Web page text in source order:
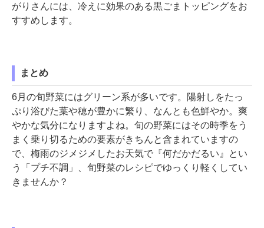
がりさんには、冷えに効果のある黒ごまトッピングをお
すすめします。
まとめ
6月の旬野菜にはグリーン系が多いです。陽射しをたっ
ぷり浴びた葉や穂が豊かに繁り、なんとも色鮮やか。爽
やかな気分になりますよね。旬の野菜にはその時季をう
まく乗り切るための要素がきちんと含まれていますの
で、梅雨のジメジメしたお天気で『何だかだるい』とい
う「プチ不調」、旬野菜のレシピでゆっくり軽くしてい
きませんか？